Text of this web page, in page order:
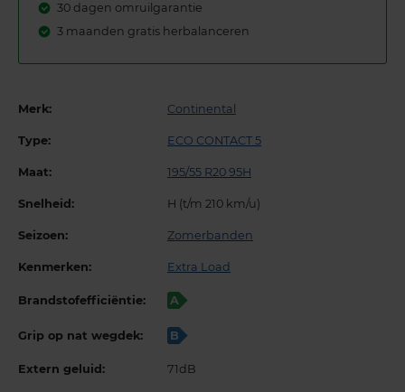
30 dagen omruilgarantie
3 maanden gratis herbalanceren
Merk: Continental
Type: ECO CONTACT 5
Maat: 195/55 R20 95H
Snelheid: H (t/m 210 km/u)
Seizoen: Zomerbanden
Kenmerken: Extra Load
Brandstofefficiëntie: A
Grip op nat wegdek: B
Extern geluid: 71dB